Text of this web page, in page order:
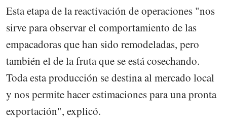
Esta etapa de la reactivación de operaciones "nos
sirve para observar el comportamiento de las
empacadoras que han sido remodeladas, pero
también el de la fruta que se está cosechando.
Toda esta producción se destina al mercado local
y nos permite hacer estimaciones para una pronta
exportación", explicó.